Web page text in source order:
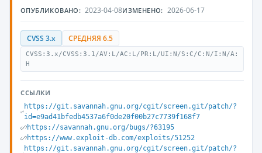
ОПУБЛИКОВАНО: 2023-04-08ИЗМЕНЕНО: 2026-06-17
CVSS 3.x СРЕДНЯЯ 6.5
CVSS:3.x/CVSS:3.1/AV:L/AC:L/PR:L/UI:N/S:C/C:N/I:N/A:
H
ССЫЛКИ
https://git.savannah.gnu.org/cgit/screen.git/patch/?
id=e9ad41bfedb4537a6f0de20f00b27c7739f168f7
https://savannah.gnu.org/bugs/?63195
https://www.exploit-db.com/exploits/51252
https://git.savannah.gnu.org/cgit/screen.git/patch/?